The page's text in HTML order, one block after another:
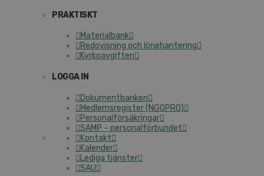
PRAKTISKT
Materialbank
Redovisning och lönehantering
Kyrkoavgiften
LOGGA IN
Dokumentbanken
Medlemsregister (NGOPRO)
Personalförsäkringar
SAMP – personalförbundet
Kontakt
Kalender
Lediga tjänster
SAU